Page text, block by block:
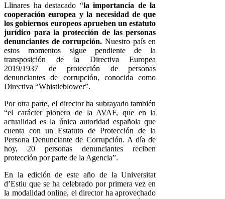
Llinares ha destacado “la importancia de la
cooperación europea y la necesidad de que
los gobiernos europeos aprueben un estatuto
jurídico para la protección de las personas
denunciantes de corrupción. Nuestro país en
estos momentos sigue pendiente de la
transposición de la Directiva Europea
2019/1937 de protección de personas
denunciantes de corrupción, conocida como
Directiva “Whistleblower”.
Por otra parte, el director ha subrayado también
“el carácter pionero de la AVAF, que en la
actualidad es la única autoridad española que
cuenta con un Estatuto de Protección de la
Persona Denunciante de Corrupción. A día de
hoy, 20 personas denunciantes reciben
protección por parte de la Agencia”.
En la edición de este año de la Universitat
d’Estiu que se ha celebrado por primera vez en
la modalidad online, el director ha aprovechado